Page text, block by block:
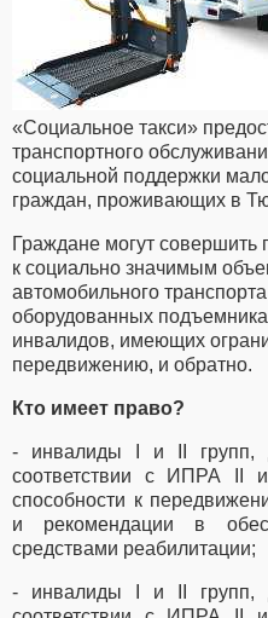
«Социальное такси»
транспортного
социальной поддержки
граждан, проживающих в
Граждане могут совершить
к социально значимым
автомобильного
оборудованных
инвалидов, имеющих
передвижению, и обратно.
Кто имеет право?
- инвалиды I и II групп,
соответствии с ИПРА II
способности к
и рекомендации в
средствами реабилитации;
- инвалиды I и II групп,